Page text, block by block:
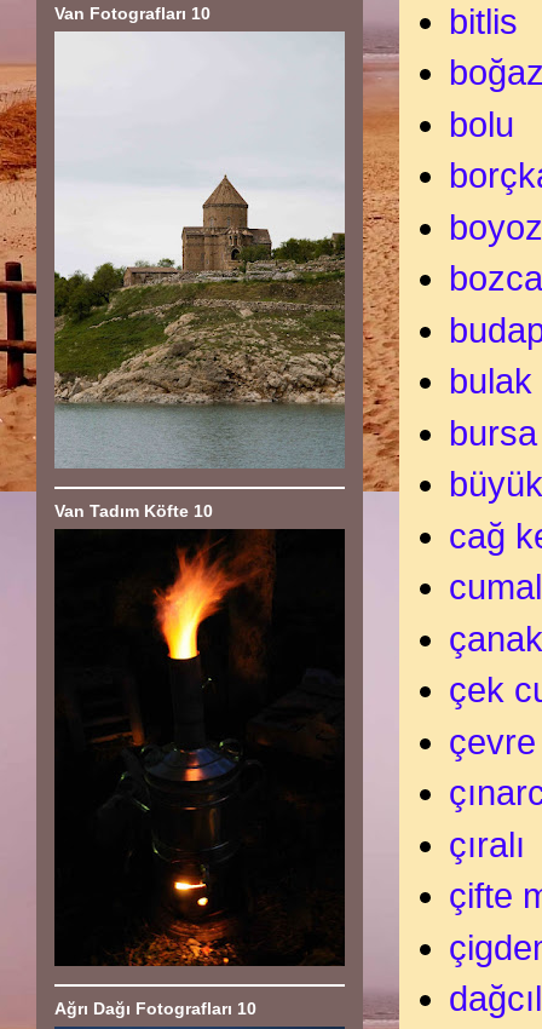
bitlis
bolu
bulak
bursa
cağ
çek
çevre
çıralı
çifte
Van Fotografları 10
Van Tadım Köfte 10
Ağrı Dağı Fotografları 10